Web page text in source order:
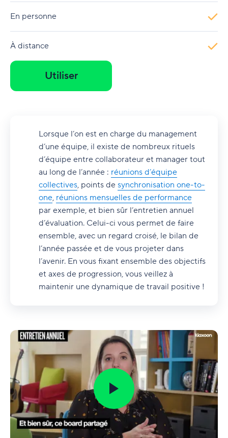
En personne
À distance
Utiliser
Lorsque l’on est en charge du management
d’une équipe, il existe de nombreux rituels
d’équipe entre collaborateur et manager tout
au long de l’année : réunions d’équipe
collectives, points de synchronisation one-to-
one, réunions mensuelles de performance
par exemple, et bien sûr l’entretien annuel
d’évaluation. Celui-ci vous permet de faire
ensemble, avec un regard croisé, le bilan de
l’année passée et de vous projeter dans
l’avenir. En vous fixant ensemble des objectifs
et axes de progression, vous veillez à
maintenir une dynamique de travail positive !